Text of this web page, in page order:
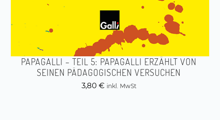
PAPAGALLI – TEIL 5: PAPAGALLI ERZÄHLT VON
SEINEN PÄDAGOGISCHEN VERSUCHEN
3,80 € inkl. MwSt